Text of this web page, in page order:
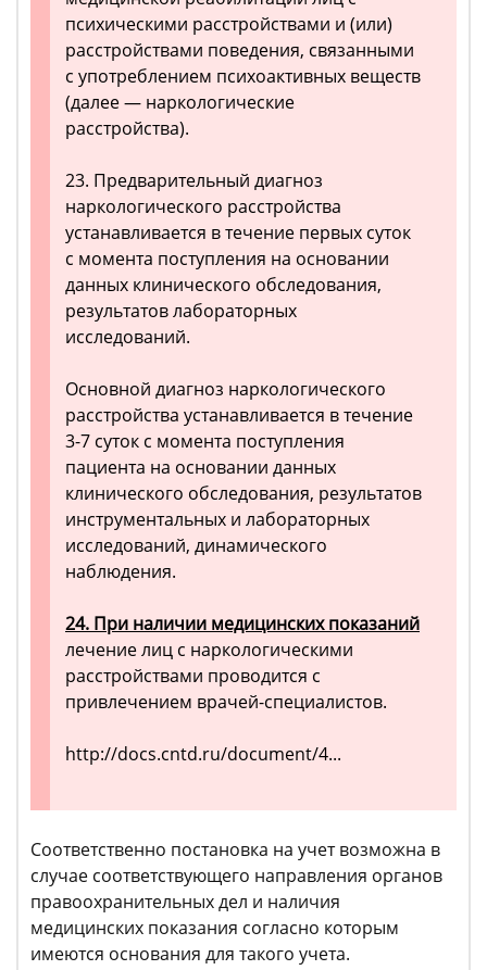
психическими расстройствами и (или)
расстройствами поведения, связанными
с употреблением психоактивных веществ
(далее — наркологические
расстройства).
23. Предварительный диагноз
наркологического расстройства
устанавливается в течение первых суток
с момента поступления на основании
данных клинического обследования,
результатов лабораторных
исследований.
Основной диагноз наркологического
расстройства устанавливается в течение
3-7 суток с момента поступления
пациента на основании данных
клинического обследования, результатов
инструментальных и лабораторных
исследований, динамического
наблюдения.
24. При наличии медицинских показаний
лечение лиц с наркологическими
расстройствами проводится с
привлечением врачей-специалистов.
http://docs.cntd.ru/document/4...
Соответственно постановка на учет возможна в
случае соответствующего направления органов
правоохранительных дел и наличия
медицинских показания согласно которым
имеются основания для такого учета.